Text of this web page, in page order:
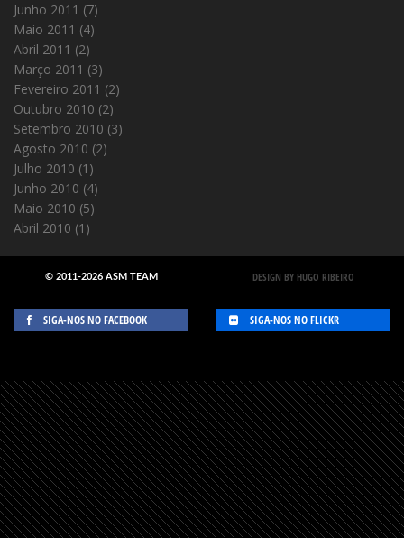
Junho 2011 (7)
Maio 2011 (4)
Abril 2011 (2)
Março 2011 (3)
Fevereiro 2011 (2)
Outubro 2010 (2)
Setembro 2010 (3)
Agosto 2010 (2)
Julho 2010 (1)
Junho 2010 (4)
Maio 2010 (5)
Abril 2010 (1)
© 2011-2026 ASM TEAM DESIGN BY HUGO RIBEIRO
SIGA-NOS NO FACEBOOK SIGA-NOS NO FLICKR